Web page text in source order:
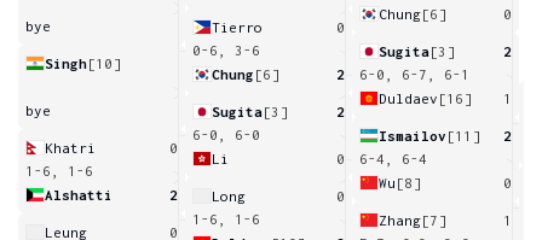
bye
Singh[10]
bye
Khatri
0
1-6, 1-6
Alshatti
2
Leung
0
Tierro
0
0-6, 3-6
Chung [6] 2
Sugita[3]
2
6-0, 6-0
Li
0
Long
0
1-6, 1-6
Chung[6] 0
Sugita[3]
2
6-0, 6-7, 6-1
Duldaev [16] 1
Ismailov [11]
2
6-4, 6-4
Wu [8] 0
Zhang[7]
1